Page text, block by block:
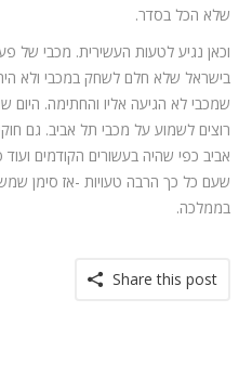
שלא הכל בסדר.
וכאן נגיע לטעות העשירית. מכבי של
בישראל שלא חלם לשחק במכבי ולא
שמכבי לא הגיעה אליו והחתימה. היום
רוצים לשמוע על מכבי תל אביב. גם
אביב כפי שהיה בעשורים הקודמים
שעם כל כך הרבה טעויות -אז סימן
בממלכה.
Share this post